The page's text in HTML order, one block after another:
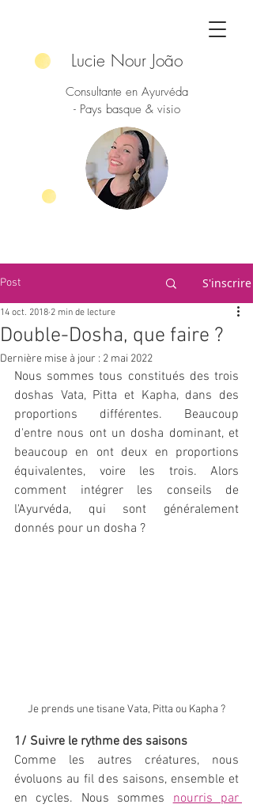
Lucie Nour João
Consultante en Ayurvéda
- Pays basque & visio
Post S'inscrire
Double-Dosha, que faire ?
14 oct. 2018 2 min de lecture
Dernière mise à jour : 2 mai 2022
Nous sommes tous constitués des trois
doshas Vata, Pitta et Kapha, dans des
proportions différentes. Beaucoup
d'entre nous ont un dosha dominant, et
beaucoup en ont deux en proportions
équivalentes, voire les trois. Alors
comment intégrer les conseils de
l'Ayurvéda, qui sont généralement
donnés pour un dosha ?
Je prends une tisane Vata, Pitta ou Kapha ?
1/ Suivre le rythme des saisons
Comme les autres créatures, nous
évoluons au fil des saisons, ensemble et
en cycles. Nous sommes nourris par